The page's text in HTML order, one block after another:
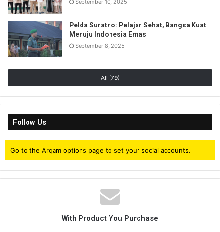
w
)
o
w
F
a
c
e
o
o
k
T
w
itt
er
W
h
at
s
p
p
M
e
s
s
n
g
er
S
h
ar
e
Tags 2018 abu lam u aceh aceh besar
apel tahunan
indonesia
September 10, 2025
Pelda Suratno: Pelajar Sehat, Bangsa Kuat
Menuju Indonesia Emas
September 8, 2025
All (79)
Follow Us
Go to the Arqam options page to set your social accounts.
With Product You Purchase